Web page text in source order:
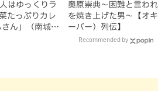
はゆっくりラ
たっぷりカレ
ん」（南城
奥原崇典～困難と言わ
を焼き上げた男～【オ
ーバー）列伝】
Recommended by